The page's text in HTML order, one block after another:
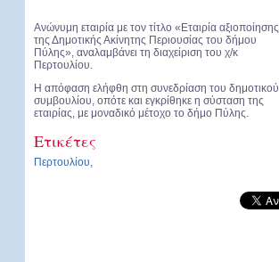
Ανώνυμη εταιρία με τον τίτλο «Εταιρία αξιοποίησης
της Δημοτικής Ακίνητης Περιουσίας του δήμου
Πύλης», αναλαμβάνει τη διαχείριση του χ/κ
Περτουλίου.
Η απόφαση ελήφθη στη συνεδρίαση του δημοτικού
συμβουλίου, οπότε και εγκρίθηκε η σύσταση της
εταιρίας, με μοναδικό μέτοχο το δήμο Πύλης.
Ετικέτες
Περτουλίου,